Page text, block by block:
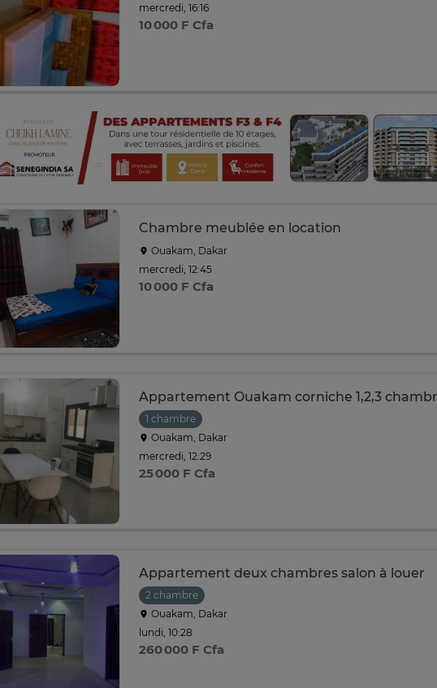
mercredi, 16:16
10 000 F Cfa
Chambre meublée en location
Ouakam, Dakar
mercredi, 12:45
10 000 F Cfa
Appartement Ouakam corniche 1,2,3
1 chambre
Ouakam, Dakar
mercredi, 12:29
25 000 F Cfa
Appartement deux chambres salon à louer
2 chambre
Ouakam, Dakar
lundi, 10:28
260 000 F Cfa